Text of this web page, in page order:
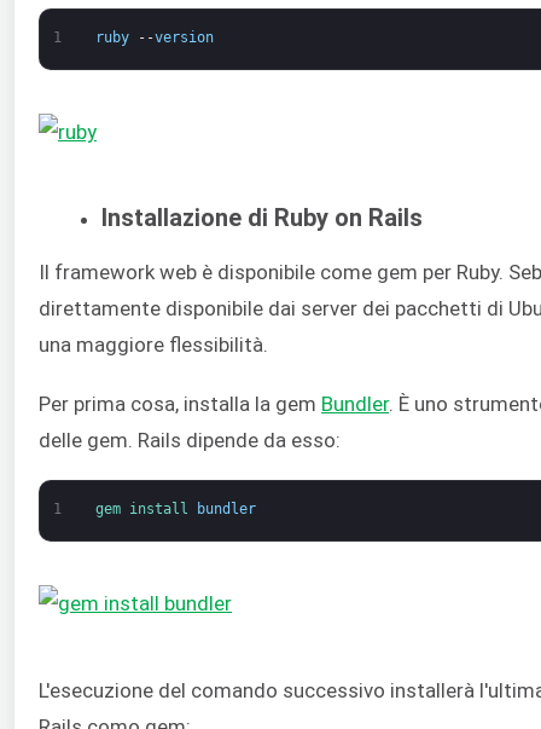
1 ruby --version
Installazione di Ruby on Rails
Il framework web è disponibile come gem per Ruby.
direttamente disponibile dai server dei pacchetti di
una maggiore flessibilità.
Per prima cosa, installa la gem Bundler. È uno
delle gem. Rails dipende da esso:
1 gem install bundler
L'esecuzione del comando successivo installerà